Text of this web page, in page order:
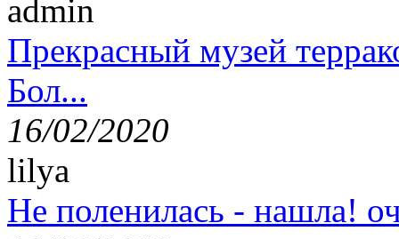
admin
Прекрасный музей
Бол...
16/02/2020
lilya
Не поленилась - нашла!